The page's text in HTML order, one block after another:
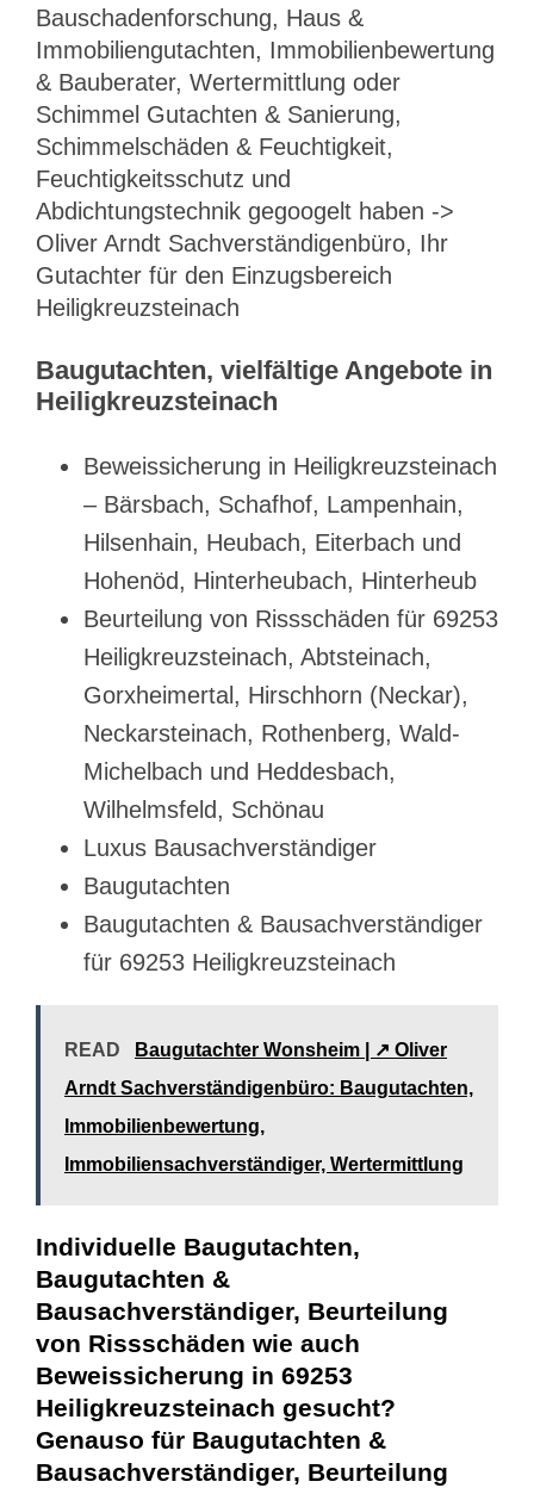
Bauschadenforschung, Haus &
Immobiliengutachten, Immobilienbewertung
& Bauberater, Wertermittlung oder
Schimmel Gutachten & Sanierung,
Schimmelschäden & Feuchtigkeit,
Feuchtigkeitsschutz und
Abdichtungstechnik gegoogelt haben ->
Oliver Arndt Sachverständigenbüro, Ihr
Gutachter für den Einzugsbereich
Heiligkreuzsteinach
Baugutachten, vielfältige Angebote in
Heiligkreuzsteinach
Beweissicherung in Heiligkreuzsteinach
– Bärsbach, Schafhof, Lampenhain,
Hilsenhain, Heubach, Eiterbach und
Hohenöd, Hinterheubach, Hinterheub
Beurteilung von Rissschäden für 69253
Heiligkreuzsteinach, Abtsteinach,
Gorxheimertal, Hirschhorn (Neckar),
Neckarsteinach, Rothenberg, Wald-
Michelbach und Heddesbach,
Wilhelmsfeld, Schönau
Luxus Bausachverständiger
Baugutachten
Baugutachten & Bausachverständiger
für 69253 Heiligkreuzsteinach
READ
Baugutachter Wonsheim | ↗️ Oliver
Arndt Sachverständigenbüro: Baugutachten,
Immobilienbewertung,
Immobiliensachverständiger, Wertermittlung
Individuelle Baugutachten,
Baugutachten &
Bausachverständiger, Beurteilung
von Rissschäden wie auch
Beweissicherung in 69253
Heiligkreuzsteinach gesucht?
Genauso für Baugutachten &
Bausachverständiger, Beurteilung